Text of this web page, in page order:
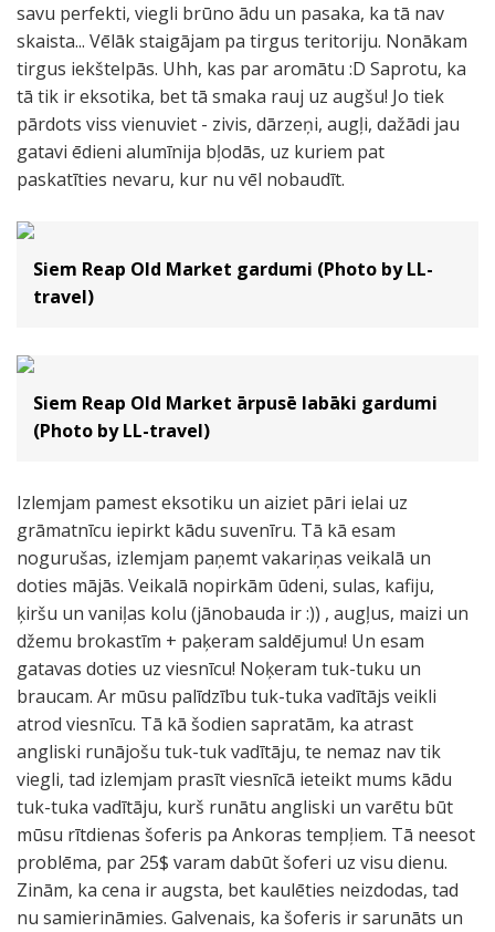
savu perfekti, viegli brūno ādu un pasaka, ka tā nav
skaista... Vēlāk staigājam pa tirgus teritoriju. Nonākam
tirgus iekštelpās. Uhh, kas par aromātu :D Saprotu, ka
tā tik ir eksotika, bet tā smaka rauj uz augšu! Jo tiek
pārdots viss vienuviet - zivis, dārzeņi, augļi, dažādi jau
gatavi ēdieni alumīnija bļodās, uz kuriem pat
paskatīties nevaru, kur nu vēl nobaudīt.
Siem Reap Old Market gardumi (Photo by LL-
travel)
Siem Reap Old Market ārpusē labāki gardumi
(Photo by LL-travel)
Izlemjam pamest eksotiku un aiziet pāri ielai uz
grāmatnīcu iepirkt kādu suvenīru. Tā kā esam
nogurušas, izlemjam paņemt vakariņas veikalā un
doties mājās. Veikalā nopirkām ūdeni, sulas, kafiju,
ķiršu un vaniļas kolu (jānobauda ir :)) , augļus, maizi un
džemu brokastīm + paķeram saldējumu! Un esam
gatavas doties uz viesnīcu! Noķeram tuk-tuku un
braucam. Ar mūsu palīdzību tuk-tuka vadītājs veikli
atrod viesnīcu. Tā kā šodien sapratām, ka atrast
angliski runājošu tuk-tuk vadītāju, te nemaz nav tik
viegli, tad izlemjam prasīt viesnīcā ieteikt mums kādu
tuk-tuka vadītāju, kurš runātu angliski un varētu būt
mūsu rītdienas šoferis pa Ankoras tempļiem. Tā neesot
problēma, par 25$ varam dabūt šoferi uz visu dienu.
Zinām, ka cena ir augsta, bet kaulēties neizdodas, tad
nu samierināmies. Galvenais, ka šoferis ir sarunāts un